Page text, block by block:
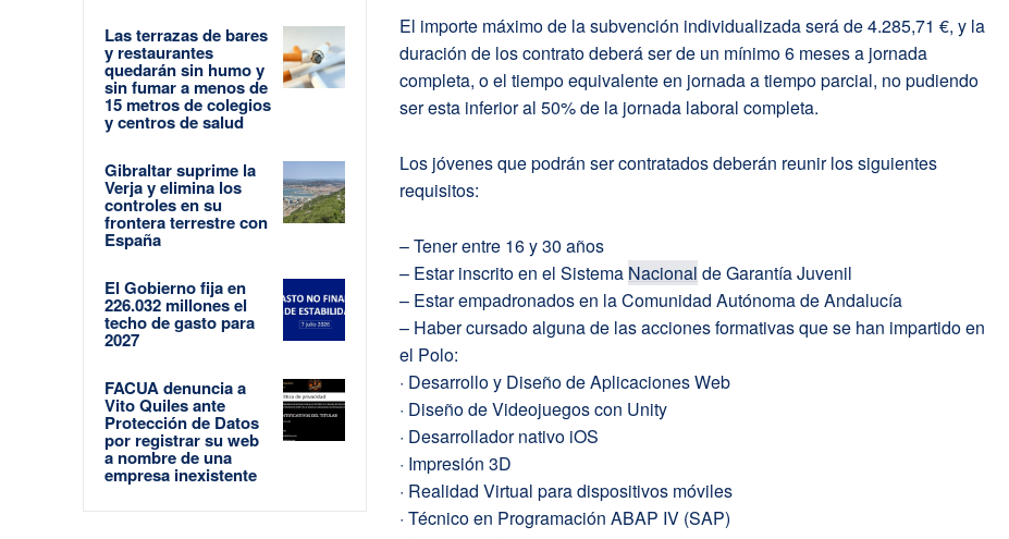
Las terrazas de bares
y restaurantes
quedarán sin humo y
sin fumar a menos de
15 metros de colegios
y centros de salud
Gibraltar suprime la
Verja y elimina los
controles en su
frontera terrestre con
España
El Gobierno fija en
226.032 millones el
techo de gasto para
2027
FACUA denuncia a
Vito Quiles ante
Protección de Datos
por registrar su web
a nombre de una
empresa inexistente
El importe máximo de la subvención individualizada será de 4.285,71 €, y la
duración de los contrato deberá ser de un mínimo 6 meses a jornada
completa, o el tiempo equivalente en jornada a tiempo parcial, no pudiendo
ser esta inferior al 50% de la jornada laboral completa.
Los jóvenes que podrán ser contratados deberán reunir los siguientes
requisitos:
– Tener entre 16 y 30 años
– Estar inscrito en el Sistema Nacional de Garantía Juvenil
– Estar empadronados en la Comunidad Autónoma de Andalucía
– Haber cursado alguna de las acciones formativas que se han impartido en
el Polo:
· Desarrollo y Diseño de Aplicaciones Web
· Diseño de Videojuegos con Unity
· Desarrollador nativo iOS
· Impresión 3D
· Realidad Virtual para dispositivos móviles
· Técnico en Programación ABAP IV (SAP)